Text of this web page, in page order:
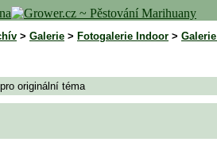
> Galerie > Fotogalerie Indoor >
pro originální téma